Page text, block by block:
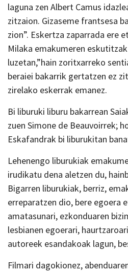
laguna zen Albert Camus
zitzaion. Gizaseme frantsesa
zion”. Eskertza zaparrada ere
Milaka emakumeren
luzetan,”hain zoritxarreko
beraiei bakarrik gertatzen ez
zirelako eskerrak emanez.
Bi liburuki liburu bakarrean
zuen Simone de Beauvoirrek;
Eskafandrak bi liburukitan
Lehenengo liburukiak
irudikatu dena aletzen du,
Bigarren liburukiak, berriz,
erreparatzen dio, bere egoera
amatasunari, ezkonduaren
lesbianen egoerari,
autoreek esandakoak lagun,
Filmari dagokionez,